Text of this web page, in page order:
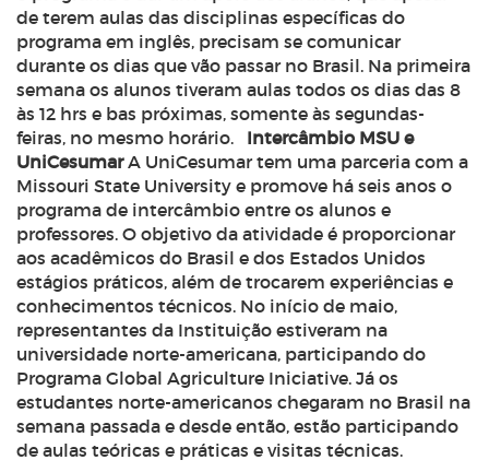
de terem aulas das disciplinas específicas do
programa em inglês, precisam se comunicar
durante os dias que vão passar no Brasil. Na primeira
semana os alunos tiveram aulas todos os dias das 8
às 12 hrs e bas próximas, somente às segundas-
feiras, no mesmo horário. Intercâmbio MSU e
UniCesumarA UniCesumar tem uma parceria com a
Missouri State University e promove há seis anos o
programa de intercâmbio entre os alunos e
professores. O objetivo da atividade é proporcionar
aos acadêmicos do Brasil e dos Estados Unidos
estágios práticos, além de trocarem experiências e
conhecimentos técnicos. No início de maio,
representantes da Instituição estiveram na
universidade norte-americana, participando do
Programa Global Agriculture Iniciative. Já os
estudantes norte-americanos chegaram no Brasil na
semana passada e desde então, estão participando
de aulas teóricas e práticas e visitas técnicas.